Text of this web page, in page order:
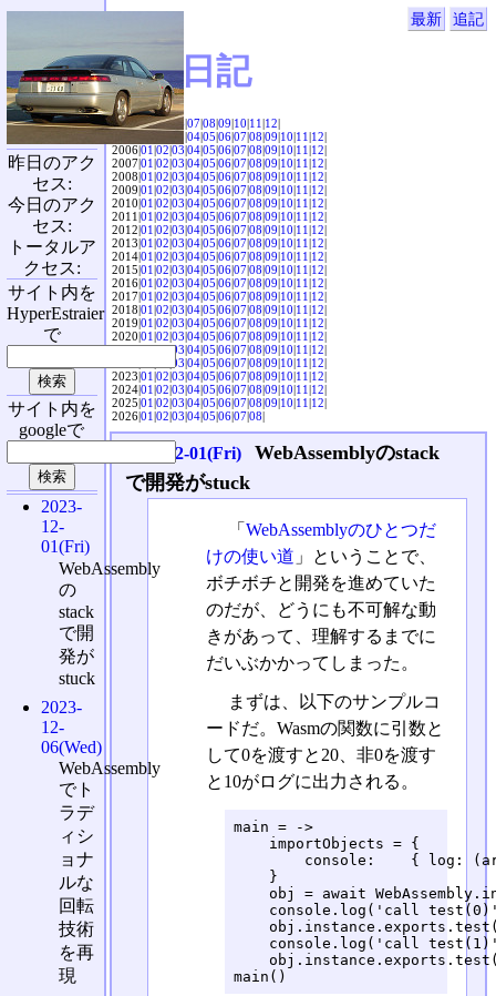
最新 追記
SVX日記
2004|04|05|06|07|08|09|10|11|12|
|04|05|06|07|08|09|10|11|12|
2006|01|02|03|04|05|06|07|08|09|10|11|12|
2007|01|02|03|04|05|06|07|08|09|10|11|12|
2008|01|02|03|04|05|06|07|08|09|10|11|12|
2009|01|02|03|04|05|06|07|08|09|10|11|12|
2010|01|02|03|04|05|06|07|08|09|10|11|12|
2011|01|02|03|04|05|06|07|08|09|10|11|12|
2012|01|02|03|04|05|06|07|08|09|10|11|12|
2013|01|02|03|04|05|06|07|08|09|10|11|12|
2014|01|02|03|04|05|06|07|08|09|10|11|12|
2015|01|02|03|04|05|06|07|08|09|10|11|12|
2016|01|02|03|04|05|06|07|08|09|10|11|12|
2017|01|02|03|04|05|06|07|08|09|10|11|12|
2018|01|02|03|04|05|06|07|08|09|10|11|12|
2019|01|02|03|04|05|06|07|08|09|10|11|12|
2020|01|02|03|04|05|06|07|08|09|10|11|12|
2021|01|02|03|04|05|06|07|08|09|10|11|12|
03|04|05|06|07|08|09|10|11|12|
2023|01|02|03|04|05|06|07|08|09|10|11|12|
2024|01|02|03|04|05|06|07|08|09|10|11|12|
2025|01|02|03|04|05|06|07|08|09|10|11|12|
2026|01|02|03|04|05|06|07|08|
2023-12-01(Fri)
WebAssemblyのstack
で開発がstuck
「 WebAssemblyのひとつだ
けの使い道 」ということで、
ボチボチと開発を進めていた
のだが、どうにも不可解な動
きがあって、理解するまでに
だいぶかかってしまった。
まずは、以下のサンプルコ
ードだ。Wasmの関数に引数と
して0を渡すと20、非0を渡す
と10がログに出力される。
main = ->
    importObjects = {
console:    { log:
    }
obj = await
console.log('call
console.log('call
main()
昨日のアク
セス:
今日のアク
セス:
トータルア
クセス:
サイト内を
HyperEstraier
で
サイト内を
googleで
2023-
12-
01(Fri)
WebAssembly
の
stack
で開
発が
stuck
2023-
12-
06(Wed)
WebAssembly
でト
ラデ
ィシ
ョナ
ルな
回転
技術
を再
現